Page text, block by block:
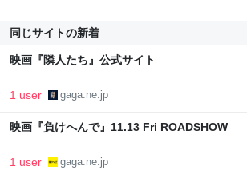
同じサイトの新着
映画『隣人たち』公式サイト
1 user gaga.ne.jp
映画『負けへんで』11.13 Fri ROADSHOW
1 user gaga.ne.jp